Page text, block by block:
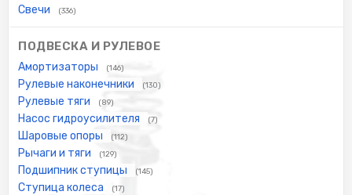
Свечи (336)
ПОДВЕСКА И РУЛЕВОЕ
Амортизаторы (146)
Рулевые наконечники (130)
Рулевые тяги (89)
Насос гидроусилителя (7)
Шаровые опоры (112)
Рычаги и тяги (129)
Подшипник ступицы (145)
Ступица колеса (17)